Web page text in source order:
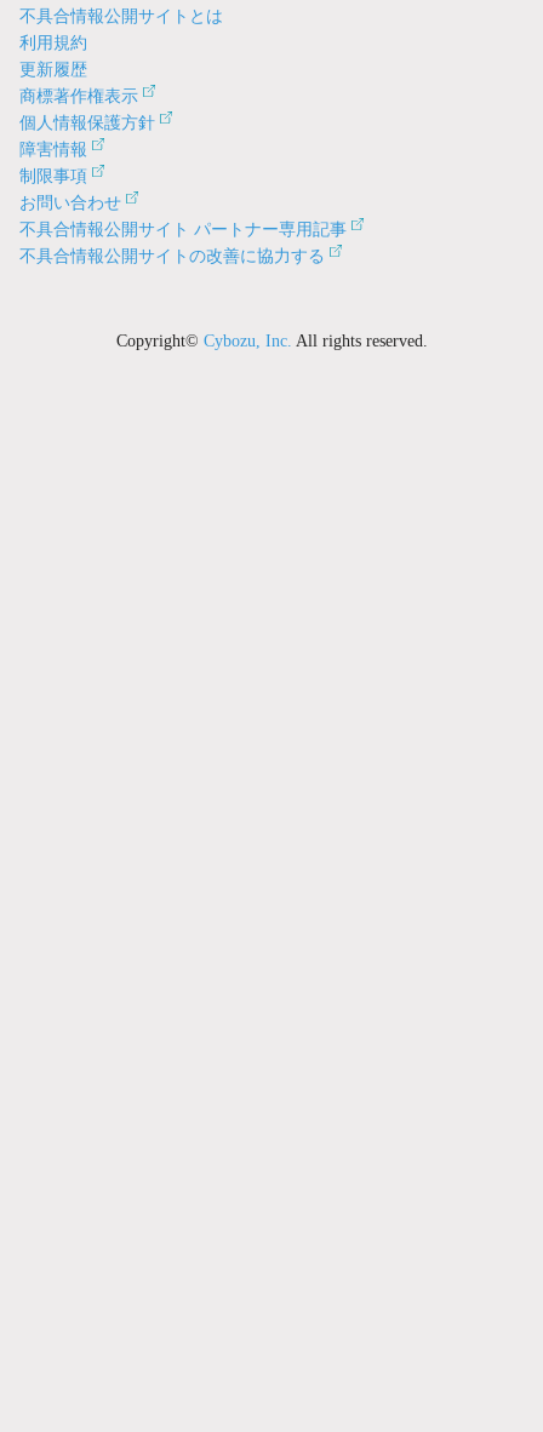
不具合情報公開サイトとは
利用規約
更新履歴
商標著作権表示
個人情報保護方針
障害情報
制限事項
お問い合わせ
不具合情報公開サイト パートナー専用記事
不具合情報公開サイトの改善に協力する
Copyright© Cybozu, Inc. All rights reserved.